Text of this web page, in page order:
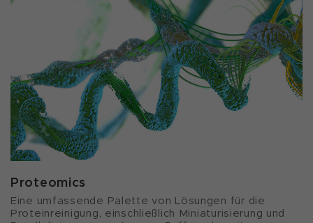
Proteomics
Eine umfassende Palette von Lösungen für die
Proteinreinigung, einschließlich Miniaturisierung und